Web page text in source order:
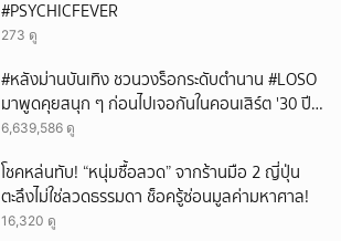
#PSYCHICFEVER
273 ดู
#หลังม่านบันเทิง ชวนวงร็อกระดับตำนาน #LOSO
มาพูดคุยสนุก ๆ ก่อนไปเจอกันในคอนเสิร์ต '30 ปี
LOSO นานเท่าไรก็รอ'
6,639,586 ดู
โชคหล่นทับ! “หนุ่มซื้อลวด” จากร้านมือ 2 ญี่ปุ่น
ตะลึงไม่ใช่ลวดธรรมดา ช็อครู้ซ่อนมูลค่ามหาศาล!
16,320 ดู